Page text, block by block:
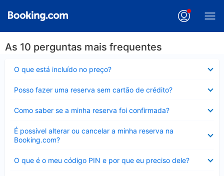
As 10 perguntas mais frequentes
O que está incluído no preço?
Posso fazer uma reserva sem cartão de crédito?
Como saber se a minha reserva foi confirmada?
É possível alterar ou cancelar a minha reserva na
Booking.com?
Contraído
O que é o meu código PIN e por que eu preciso dele?